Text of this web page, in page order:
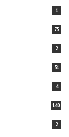
1
75
2
31
4
140
2